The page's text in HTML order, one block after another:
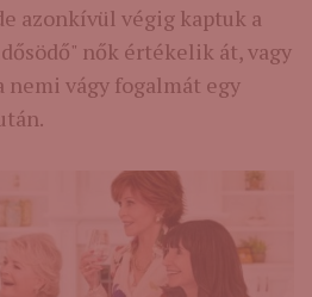
azonkívül végig kaptuk a
nők értékelik át, vagy
vágy fogalmát egy